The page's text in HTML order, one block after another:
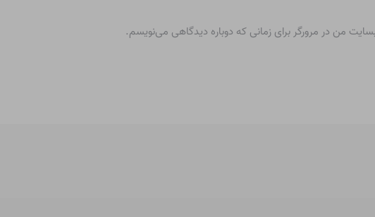
من در مرورگر برای زمانی که دوباره دیدگاهی می‌نویسم.